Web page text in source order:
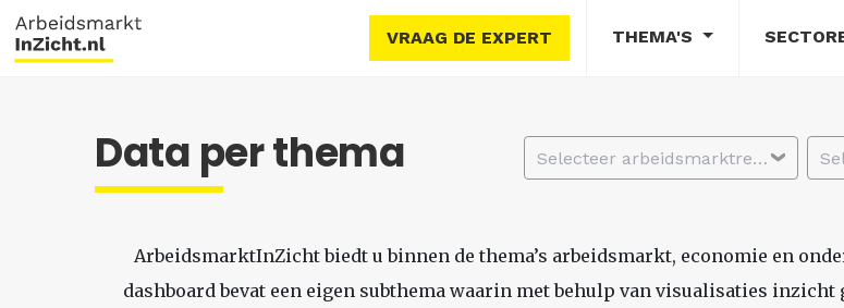
VRAAG DE EXPERT THEMA'S
Data per thema Selecteer arbeidsmarktregio
ArbeidsmarktInZicht biedt u binnen de thema’s arbeidsmarkt, economie en
dashboard bevat een eigen subthema waarin met behulp van visualisaties